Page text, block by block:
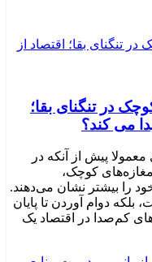
در تنگنای بقا؛
می کند؟
پیش از آنکه در
کوچک،
را بیشتر نشان می‌دهند.
دوام آوردن تا پایان
کم‌صدا در اقتصاد یک